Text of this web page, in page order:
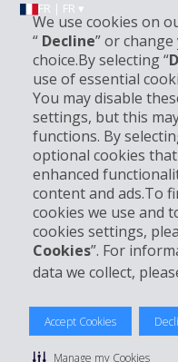
We use cookies on
“ Decline” or
choice.By selecting “
use of essential
You may disable
settings, but this
functions. By
optional cookies
enhanced
content and ads.To
cookies we use and
cookies settings,
Cookies”. For
data we collect,
Accept Cookies
Manage my Cookies
FR | FR ▾
Informations sur
Entreprise
Support client
Réserver avec Hertz
© 2026 The Hertz
Politique de confidentialité |
Conditions de location